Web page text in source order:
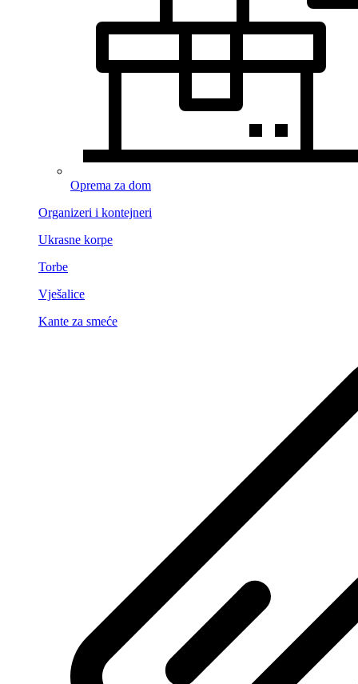
Oprema za dom
Organizeri i kontejneri
Ukrasne korpe
Torbe
Vješalice
Kante za smeće